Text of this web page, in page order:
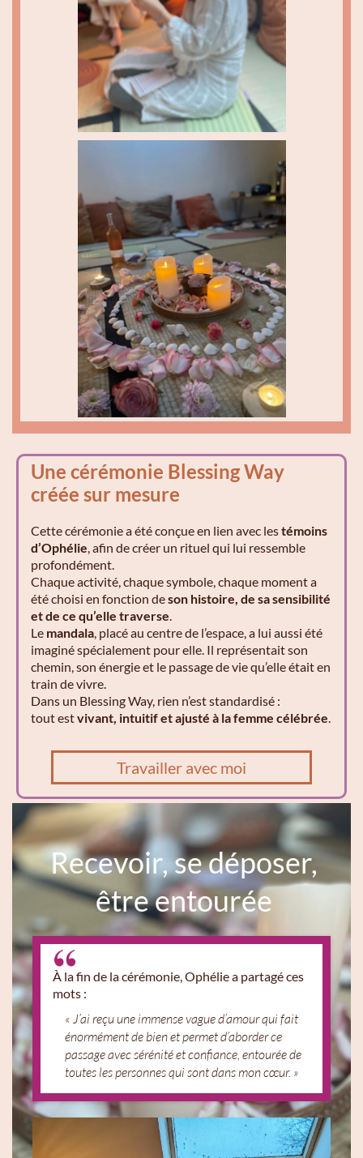
Une cérémonie Blessing Way
créée sur mesure
Cette cérémonie a été conçue en lien avec lestémoins
d’Ophélie, afin de créer un rituel qui lui ressemble
profondément.
Chaque activité, chaque symbole, chaque moment a
été choisi en fonction deson histoire, de sa sensibilité
et de ce qu’elle traverse.
Le mandala, placé au centre de l’espace, a lui aussi été
imaginé spécialement pour elle. Il représentait son
chemin, son énergie et le passage de vie qu’elle était en
train de vivre.
Dans un Blessing Way, rien n’est standardisé :
tout estvivant, intuitif et ajusté à la femme célébrée.
Travailler avec moi
Recevoir, se déposer,
être entourée
À la fin de la cérémonie, Ophélie a partagé ces
mots :
« J’ai reçu une immense vague d’amour qui fait
énormément de bien et permet d’aborder ce
passage avec sérénité et confiance, entourée de
toutes les personnes qui sont dans mon cœur. »